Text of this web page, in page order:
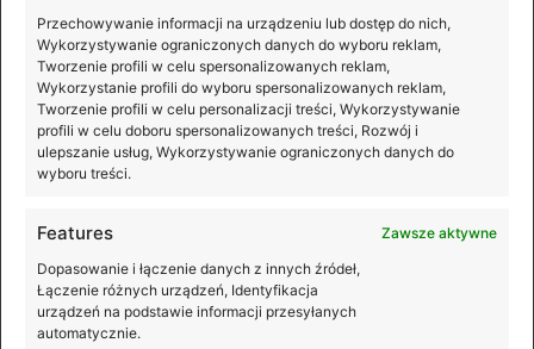
Przechowywanie informacji na urządzeniu lub dostęp do nich,
Wykorzystywanie ograniczonych danych do wyboru reklam,
Tworzenie profili w celu spersonalizowanych reklam,
Wykorzystanie profili do wyboru spersonalizowanych reklam,
Tworzenie profili w celu personalizacji treści, Wykorzystywanie
profili w celu doboru spersonalizowanych treści, Rozwój i
ulepszanie usług, Wykorzystywanie ograniczonych danych do
wyboru treści.
Features
Zawsze aktywne
Dopasowanie i łączenie danych z innych źródeł,
Łączenie różnych urządzeń, Identyfikacja
urządzeń na podstawie informacji przesyłanych
automatycznie.
Premiera DJI Osmo Mobile 8P
Nagrywasz smartfonem? Teraz możesz robić to
wygodniej, płynniej i z dużo większą kontrolą nad